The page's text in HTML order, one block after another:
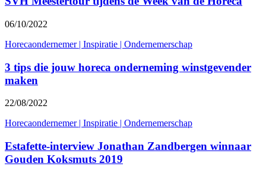
06/10/2022
Horecaondernemer| Inspiratie | Ondernemerschap
3 tips die jouw horeca onderneming winstgevender
maken
22/08/2022
Horecaondernemer| Inspiratie | Ondernemerschap
Estafette-interview Jonathan Zandbergen winnaar
Gouden Koksmuts 2019